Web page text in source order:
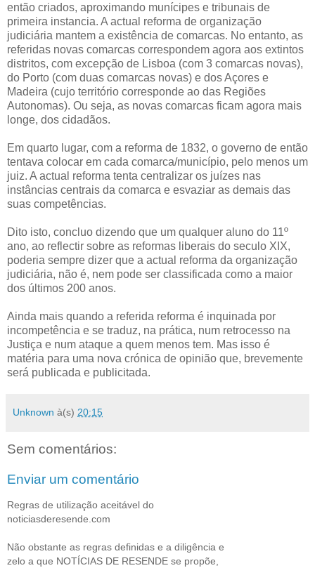
então criados, aproximando munícipes e tribunais de
primeira instancia. A actual reforma de organização
judiciária mantem a existência de comarcas. No entanto, as
referidas novas comarcas correspondem agora aos extintos
distritos, com excepção de Lisboa (com 3 comarcas novas),
do Porto (com duas comarcas novas) e dos Açores e
Madeira (cujo território corresponde ao das Regiões
Autonomas). Ou seja, as novas comarcas ficam agora mais
longe, dos cidadãos.
Em quarto lugar, com a reforma de 1832, o governo de então
tentava colocar em cada comarca/município, pelo menos um
juiz. A actual reforma tenta centralizar os juízes nas
instâncias centrais da comarca e esvaziar as demais das
suas competências.
Dito isto, concluo dizendo que um qualquer aluno do 11º
ano, ao reflectir sobre as reformas liberais do seculo XIX,
poderia sempre dizer que a actual reforma da organização
judiciária, não é, nem pode ser classificada como a maior
dos últimos 200 anos.
Ainda mais quando a referida reforma é inquinada por
incompetência e se traduz, na prática, num retrocesso na
Justiça e num ataque a quem menos tem. Mas isso é
matéria para uma nova crónica de opinião que, brevemente
será publicada e publicitada.
Unknown à(s) 20:15
Sem comentários:
Enviar um comentário
Regras de utilização aceitável do
noticiasderesende.com
Não obstante as regras definidas e a diligência e
zelo a que NOTÍCIAS DE RESENDE se propõe,